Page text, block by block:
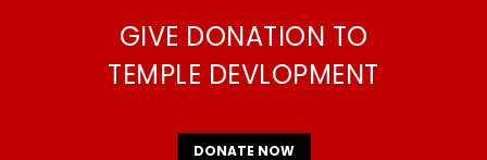
GIVE DONATION TO
TEMPLE DEVLOPMENT
DONATE NOW